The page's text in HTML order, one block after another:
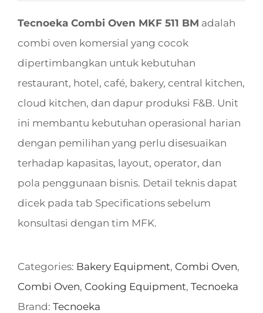
Tecnoeka Combi Oven MKF 511 BM adalah
combi oven komersial yang cocok
dipertimbangkan untuk kebutuhan
restaurant, hotel, café, bakery, central kitchen,
cloud kitchen, dan dapur produksi F&B. Unit
ini membantu kebutuhan operasional harian
dengan pemilihan yang perlu disesuaikan
terhadap kapasitas, layout, operator, dan
pola penggunaan bisnis. Detail teknis dapat
dicek pada tab Specifications sebelum
konsultasi dengan tim MFK.
Categories: Bakery Equipment, Combi Oven,
Combi Oven, Cooking Equipment, Tecnoeka
Brand: Tecnoeka